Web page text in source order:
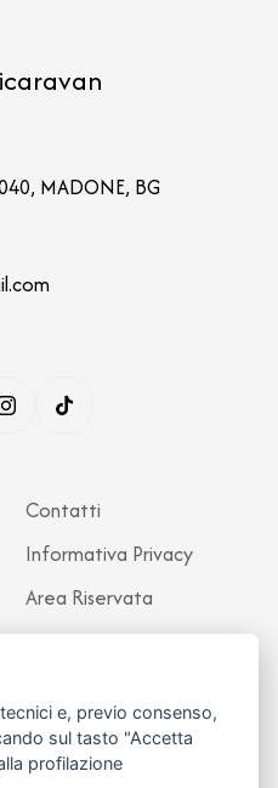
MADONE, BG
Contatti
Informativa Privacy
Area Riservata
e, previo consenso,
sul tasto "Accetta
profilazione